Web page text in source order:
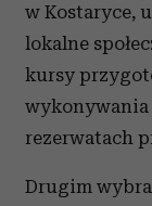
w Kostaryce,
lokalne
kursy
rezerwatach
Drugim